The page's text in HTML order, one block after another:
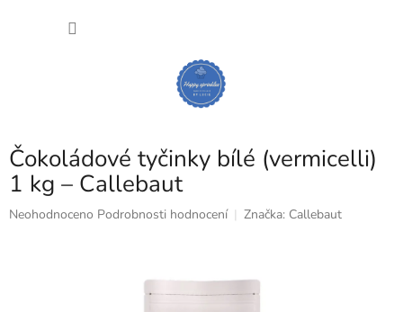
Čokoládové tyčinky bílé (vermicelli)
1 kg – Callebaut
Průměrné
Neohodnoceno Podrobnosti hodnocení Značka: Callebaut